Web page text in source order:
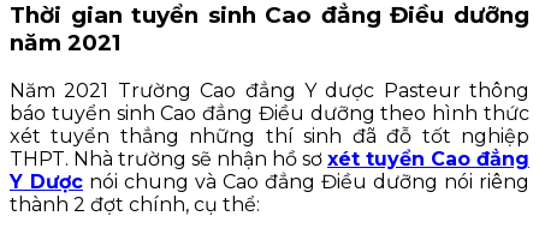
Thời gian tuyển sinh Cao đẳng Điều dưỡng
năm 2021
Năm 2021 Trường Cao đẳng Y dược Pasteur thông
báo tuyển sinh Cao đẳng Điều dưỡng theo hình thức
xét tuyển thẳng những thí sinh đã đỗ tốt nghiệp
THPT. Nhà trường sẽ nhận hồ sơ xét tuyển Cao đẳng
Y Dược nói chung và Cao đẳng Điều dưỡng nói riêng
thành 2 đợt chính, cụ thể: